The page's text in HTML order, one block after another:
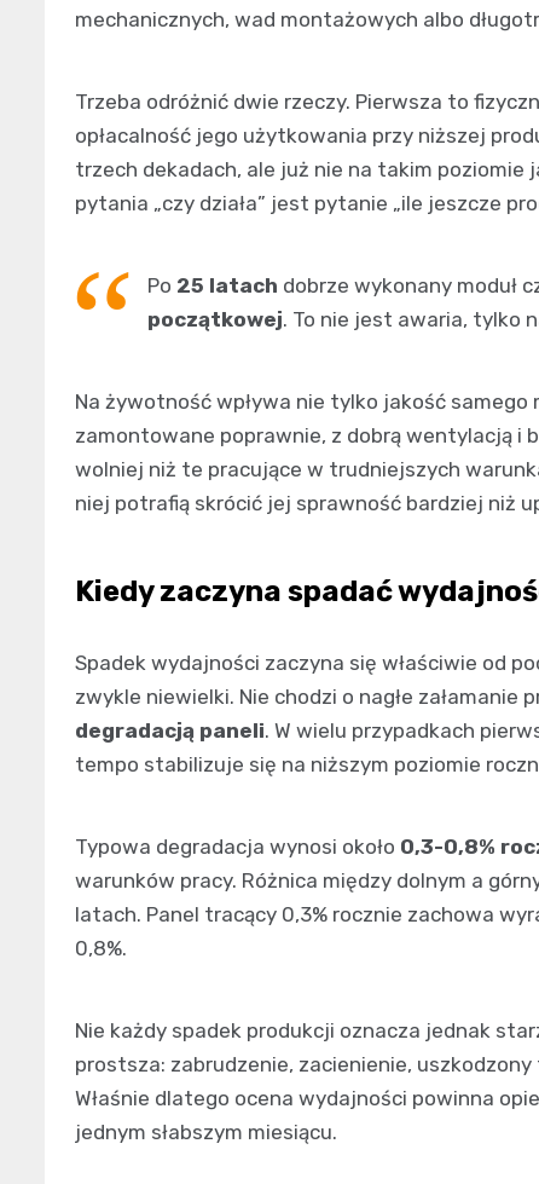
mechanicznych, wad montażowych albo
Trzeba odróżnić dwie rzeczy. Pierwsza to
opłacalność jego użytkowania przy niższej
trzech dekadach, ale już nie na takim
pytania „czy działa” jest pytanie „ile jeszcze
Po 25 latach dobrze wykonany moduł
początkowej. To nie jest awaria, tylko
Na żywotność wpływa nie tylko jakość samego
zamontowane poprawnie, z dobrą wentylacją i
wolniej niż te pracujące w trudniejszych
niej potrafią skrócić jej sprawność bardziej niż
Kiedy zaczyna spadać
Spadek wydajności zaczyna się właściwie od
zwykle niewielki. Nie chodzi o nagłe
degradacją paneli. W wielu przypadkach
tempo stabilizuje się na niższym poziomie
Typowa degradacja wynosi około 0,3-0,8%
warunków pracy. Różnica między dolnym a
latach. Panel tracący 0,3% rocznie zachowa
0,8%.
Nie każdy spadek produkcji oznacza jednak
prostsza: zabrudzenie, zacienienie,
Właśnie dlatego ocena wydajności powinna
jednym słabszym miesiącu.